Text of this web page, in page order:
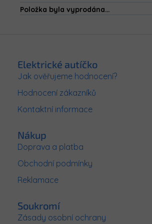
Položka byla vyprodána…
Elektrické autíčko
Jak ověřujeme hodnocení?
Hodnocení zákazníků
Kontaktní informace
Nákup
Doprava a platba
Obchodní podmínky
Reklamace
Soukromí
Zásady osobní ochrany